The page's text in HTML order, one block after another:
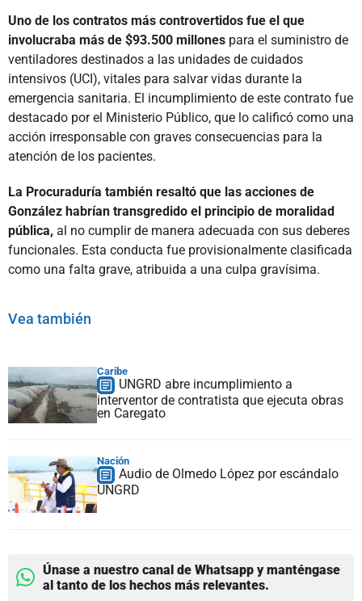
Uno de los contratos más controvertidos fue el que
involucraba más de $93.500 millones para el suministro de
ventiladores destinados a las unidades de cuidados
intensivos (UCI), vitales para salvar vidas durante la
emergencia sanitaria. El incumplimiento de este contrato fue
destacado por el Ministerio Público, que lo calificó como una
acción irresponsable con graves consecuencias para la
atención de los pacientes.
La Procuraduría también resaltó que las acciones de
González habrían transgredido el principio de moralidad
pública, al no cumplir de manera adecuada con sus deberes
funcionales. Esta conducta fue provisionalmente clasificada
como una falta grave, atribuida a una culpa gravísima.
Vea también
Caribe
UNGRD abre incumplimiento a
interventor de contratista que ejecuta obras
en Caregato
Nación
Audio de Olmedo López por escándalo
UNGRD
Únase a nuestro canal de Whatsapp y manténgase
al tanto de los hechos más relevantes.